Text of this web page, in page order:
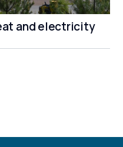
and electricity